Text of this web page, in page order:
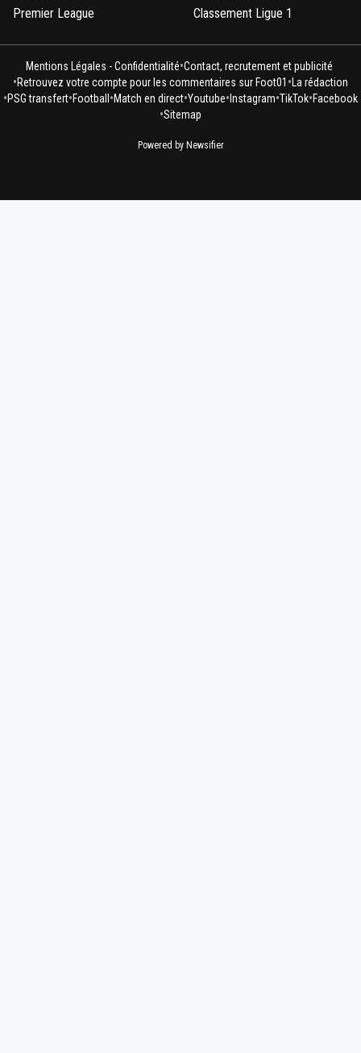
Premier League
Classement Ligue 1
Mentions Légales - Confidentialité•Contact, recrutement et publicité
•Retrouvez votre compte pour les commentaires sur Foot01 •La rédaction
•PSG transfert•Football•Match en direct•Youtube•Instagram•TikTok•Facebook
•Sitemap
Powered by Newsifier